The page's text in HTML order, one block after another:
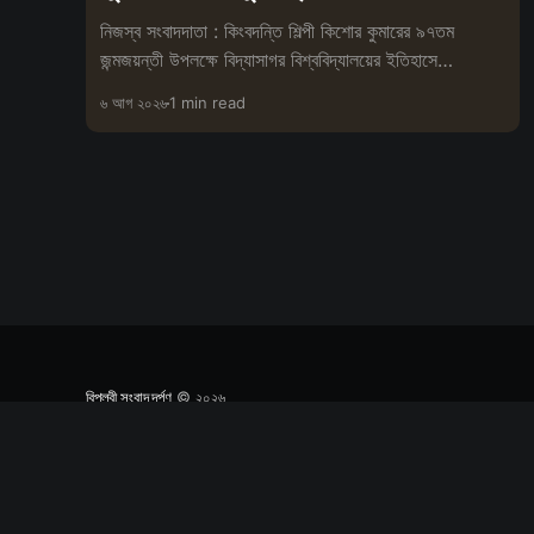
নিজস্ব সংবাদদাতা : কিংবদন্তি শিল্পী কিশোর কুমারের ৯৭তম
জন্মজয়ন্তী উপলক্ষে বিদ্যাসাগর বিশ্ববিদ্যালয়ের ইতিহাসে
৬ আগ ২০২৬1 min read
বিপ্লবী সংবাদ দর্পণ© ২০২৬